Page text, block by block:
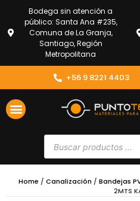
Bodega sin atención a
público: Santa Ana #235,
Comuna de La Granja,
Santiago, Región
Metropolitana
+56 9 8221 4403
Home / Canalización / Bandejas
2MTS